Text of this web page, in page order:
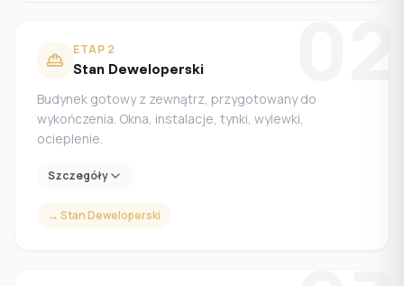
ETAP 2
Stan Deweloperski
Budynek gotowy z zewnątrz, przygotowany do
wykończenia. Okna, instalacje, tynki, wylewki,
ocieplenie.
Szczegóły
→ Stan Deweloperski